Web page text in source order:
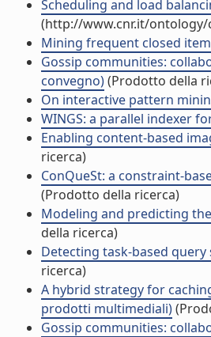
Scheduling and load
(http://www.cnr.it/
Mining frequent closed
Gossip communities:
convegno)(Prodotto della
On interactive pattern
WINGS: a parallel indexer
Enabling content-based
ricerca)
ConQueSt: a constraint-
(Prodotto della ricerca)
Modeling and predicting
della ricerca)
Detecting task-based
ricerca)
A hybrid strategy for
prodotti multimediali)
Gossip communities: